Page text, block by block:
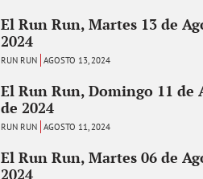
El Run Run, Martes 13 de
2024
RUN RUN AGOSTO 13, 2024
El Run Run, Domingo 11 de
de 2024
RUN RUN AGOSTO 11, 2024
El Run Run, Martes 06 de
2024